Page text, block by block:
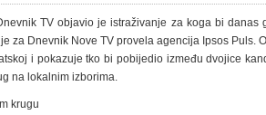
TV objavio je istraživanje za koga bi danas
za Dnevnik Nove TV provela agencija Ipsos Puls.
i pokazuje tko bi pobijedio između dvojice
na lokalnim izborima.